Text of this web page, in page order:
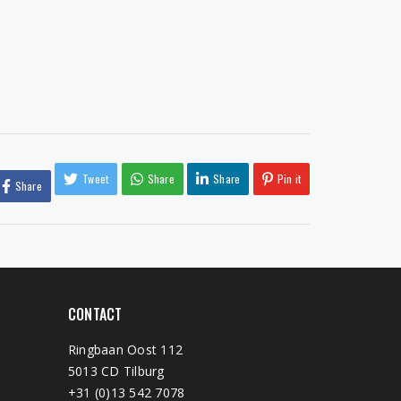
Share Tweet Share Share Pin it
CONTACT
Ringbaan Oost 112
5013 CD Tilburg
+31 (0)13 542 7078